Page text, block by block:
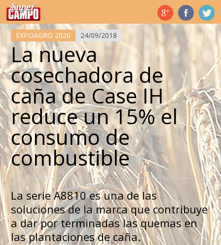
Temas de hoy
EXPOAGRO 2020 24/09/2018
La nueva
cosechadora de
caña de Case IH
reduce un 15% el
consumo de
combustible
La serie A8810 es una de las
soluciones de la marca que contribuye
a dar por terminadas las quemas en
las plantaciones de caña.